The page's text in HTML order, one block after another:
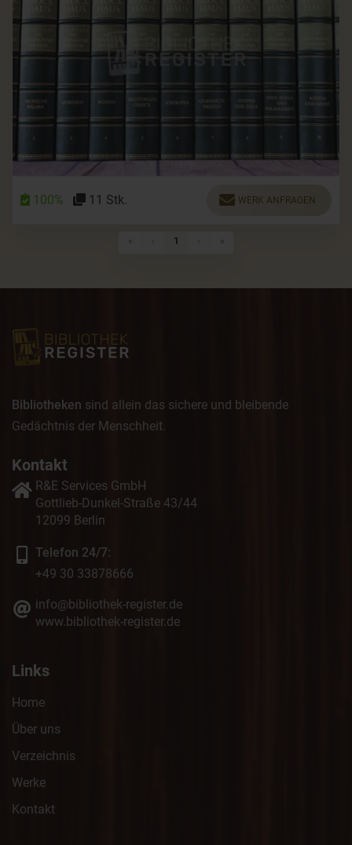
100% 11 Stk. WERK ANFRAGEN
Erste SeiteVorherige Seite
1 › Nächste Seite
»Letzte Seite
Bibliotheken sind allein das sichere und bleibende
Gedächtnis der Menschheit.
Kontakt
R&E Services GmbH
Gottlieb-Dunkel-Straße 43/44
12099 Berlin
Telefon 24/7:
+49 30 33878666
info@bibliothek-register.de
www.bibliothek-register.de
Links
Home
Über uns
Verzeichnis
Werke
Kontakt